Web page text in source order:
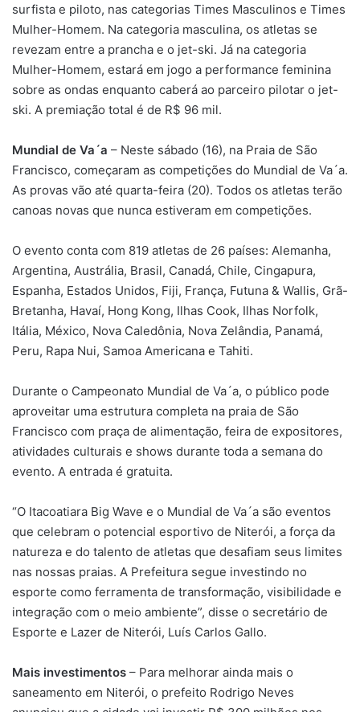
surfista e piloto, nas categorias Times Masculinos e Times
Mulher-Homem. Na categoria masculina, os atletas se
revezam entre a prancha e o jet-ski. Já na categoria
Mulher-Homem, estará em jogo a performance feminina
sobre as ondas enquanto caberá ao parceiro pilotar o jet-
ski. A premiação total é de R$ 96 mil.
Mundial de Va´a – Neste sábado (16), na Praia de São
Francisco, começaram as competições do Mundial de Va´a.
As provas vão até quarta-feira (20). Todos os atletas terão
canoas novas que nunca estiveram em competições.
O evento conta com 819 atletas de 26 países: Alemanha,
Argentina, Austrália, Brasil, Canadá, Chile, Cingapura,
Espanha, Estados Unidos, Fiji, França, Futuna & Wallis, Grã-
Bretanha, Havaí, Hong Kong, Ilhas Cook, Ilhas Norfolk,
Itália, México, Nova Caledônia, Nova Zelândia, Panamá,
Peru, Rapa Nui, Samoa Americana e Tahiti.
Durante o Campeonato Mundial de Va´a, o público pode
aproveitar uma estrutura completa na praia de São
Francisco com praça de alimentação, feira de expositores,
atividades culturais e shows durante toda a semana do
evento. A entrada é gratuita.
“O Itacoatiara Big Wave e o Mundial de Va´a são eventos
que celebram o potencial esportivo de Niterói, a força da
natureza e do talento de atletas que desafiam seus limites
nas nossas praias. A Prefeitura segue investindo no
esporte como ferramenta de transformação, visibilidade e
integração com o meio ambiente”, disse o secretário de
Esporte e Lazer de Niterói, Luís Carlos Gallo.
Mais investimentos – Para melhorar ainda mais o
saneamento em Niterói, o prefeito Rodrigo Neves